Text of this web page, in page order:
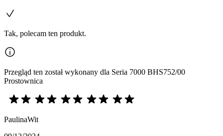
Tak, polecam ten produkt.
Przegląd ten został wykonany dla Seria 7000 BHS752/00
Prostownica
PaulinaWit